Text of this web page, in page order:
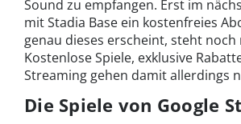
Sound zu empfangen. Erst im
mit Stadia Base ein kostenfreies
genau dieses erscheint, steht noch
Kostenlose Spiele, exklusive
Streaming gehen damit allerdings
Die Spiele von Google